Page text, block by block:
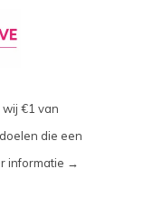
€1 van
die een
informatie →